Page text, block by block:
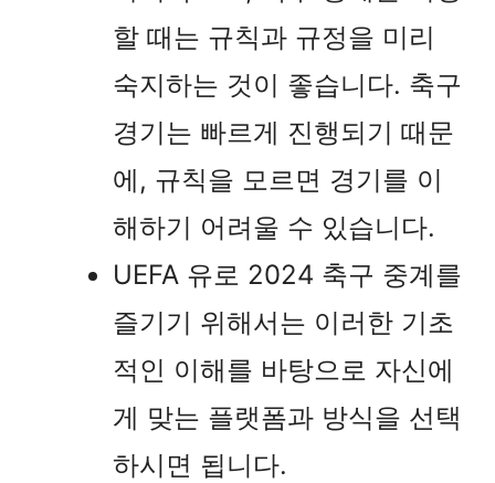
할 때는 규칙과 규정을 미리
숙지하는 것이 좋습니다. 축구
경기는 빠르게 진행되기 때문
에, 규칙을 모르면 경기를 이
해하기 어려울 수 있습니다.
UEFA 유로 2024 축구 중계를
즐기기 위해서는 이러한 기초
적인 이해를 바탕으로 자신에
게 맞는 플랫폼과 방식을 선택
하시면 됩니다.